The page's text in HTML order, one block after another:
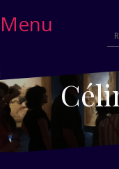
Menu